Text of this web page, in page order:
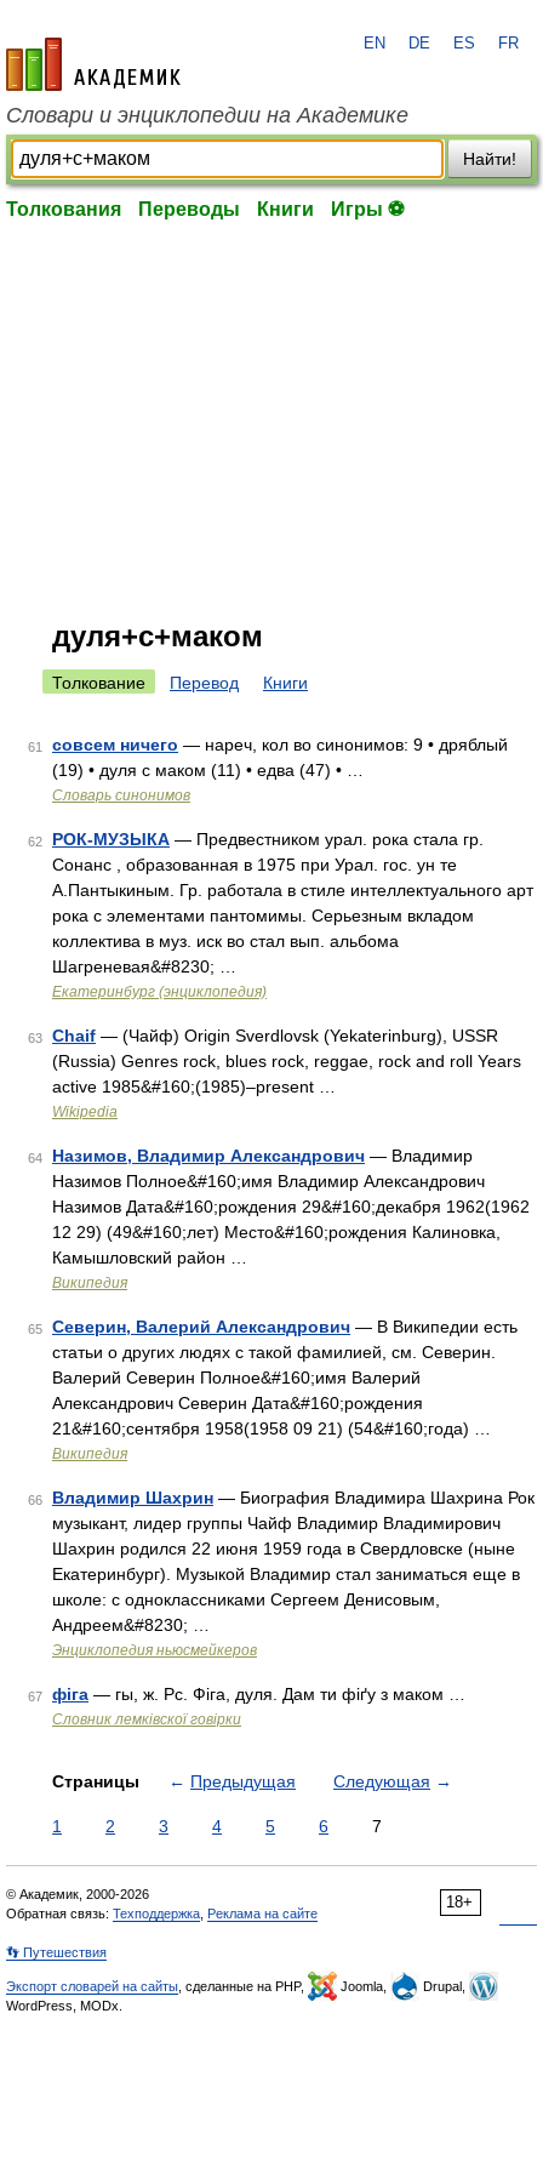
academic.ru
EN DE ES FR
Словари и энциклопедии на Академике
Найти!
Толкования Переводы Книги Игры ⚽
дуля+с+маком
Толкование Перевод Книги
61 совсем ничего — нареч, кол во синонимов: 9 • дряблый
(19) • дуля с маком (11) • едва (47) • …
Словарь синонимов
62 РОК-МУЗЫКА — Предвестником урал. рока стала гр.
Сонанс , образованная в 1975 при Урал. гос. ун те
А.Пантыкиным. Гр. работала в стиле интеллектуального арт
рока с элементами пантомимы. Серьезным вкладом
коллектива в муз. иск во стал вып. альбома
Шагреневая&#8230; …
Екатеринбург (энциклопедия)
63 Chaif — (Чайф) Origin Sverdlovsk (Yekaterinburg), USSR
(Russia) Genres rock, blues rock, reggae, rock and roll Years
active 1985&#160;(1985)–present …
Wikipedia
64 Назимов, Владимир Александрович — Владимир
Назимов Полное&#160;имя Владимир Александрович
Назимов Дата&#160;рождения 29&#160;декабря 1962(1962
12 29) (49&#160;лет) Место&#160;рождения Калиновка,
Камышловский район …
Википедия
65 Северин, Валерий Александрович — В Википедии есть
статьи о других людях с такой фамилией, см. Северин.
Валерий Северин Полное&#160;имя Валерий
Александрович Северин Дата&#160;рождения
21&#160;сентября 1958(1958 09 21) (54&#160;года) …
Википедия
66 Владимир Шахрин — Биография Владимира Шахрина Рок
музыкант, лидер группы Чайф Владимир Владимирович
Шахрин родился 22 июня 1959 года в Свердловске (ныне
Екатеринбург). Музыкой Владимир стал заниматься еще в
школе: с одноклассниками Сергеем Денисовым,
Андреем&#8230; …
Энциклопедия ньюсмейкеров
67 фіга — гы, ж. Рс. Фіга, дуля. Дам ти фіґу з маком …
Словник лемківскої говірки
Страницы ← Предыдущая Следующая →
1 2 3 4 5 6 7
18+
© Академик, 2000-2026
Обратная связь: Техподдержка Реклама на сайте
👣 Путешествия
Экспорт словарей на сайты , сделанные на PHP, Joomla,
Drupal,
WordPress, MODx.